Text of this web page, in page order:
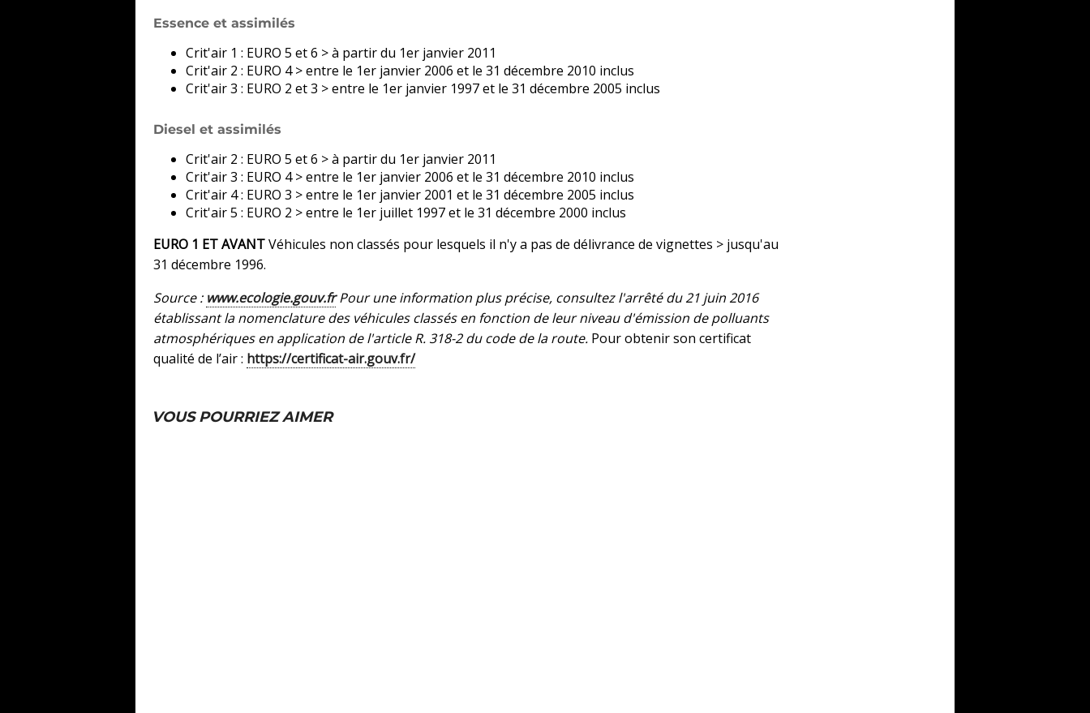
Essence et assimilés
Crit'air 1 : EURO 5 et 6 > à partir du 1er janvier 2011
Crit'air 2 : EURO 4 > entre le 1er janvier 2006 et le 31 décembre 2010 inclus
Crit'air 3 : EURO 2 et 3 > entre le 1er janvier 1997 et le 31 décembre 2005 inclus
Diesel et assimilés
Crit'air 2 : EURO 5 et 6 > à partir du 1er janvier 2011
Crit'air 3 : EURO 4 > entre le 1er janvier 2006 et le 31 décembre 2010 inclus
Crit'air 4 : EURO 3 > entre le 1er janvier 2001 et le 31 décembre 2005 inclus
Crit'air 5 : EURO 2 > entre le 1er juillet 1997 et le 31 décembre 2000 inclus
EURO 1 ET AVANTVéhicules non classés pour lesquels il n'y a pas de délivrance de vignettes > jusqu'au
31 décembre 1996.
Source : www.ecologie.gouv.frPour une information plus précise, consultez l'arrêté du 21 juin 2016
établissant la nomenclature des véhicules classés en fonction de leur niveau d'émission de polluants
atmosphériques en application de l'article R. 318-2 du code de la route. Pour obtenir son certificat
qualité de l’air : https://certificat-air.gouv.fr/
VOUS POURRIEZ AIMER